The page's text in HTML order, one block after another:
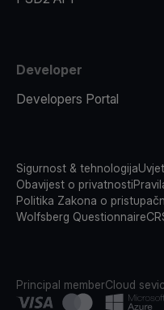
Developer
Developers Portal
Sigurnost & tehnologija
Obavijest o privatnosti
Politika Zakona o
Wolfsberg Questionnaire
Principal memberCloud